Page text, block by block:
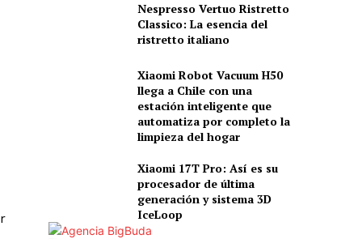
Nespresso Vertuo Ristretto
Classico: La esencia del
ristretto italiano
Xiaomi Robot Vacuum H50
llega a Chile con una
estación inteligente que
automatiza por completo la
limpieza del hogar
Xiaomi 17T Pro: Así es su
procesador de última
generación y sistema 3D
IceLoop